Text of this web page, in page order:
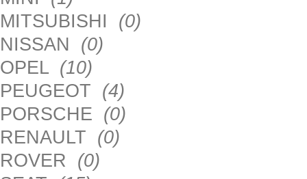
MITSUBISHI (0)
NISSAN (0)
OPEL (10)
PEUGEOT (4)
PORSCHE (0)
RENAULT (0)
ROVER (0)